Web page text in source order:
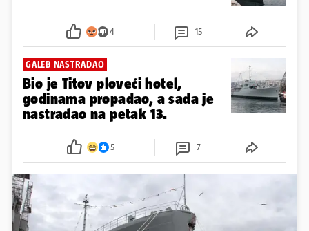
4 15
GALEB NASTRADAO
Bio je Titov ploveći hotel,
godinama propadao, a sada je
nastradao na petak 13.
5 7